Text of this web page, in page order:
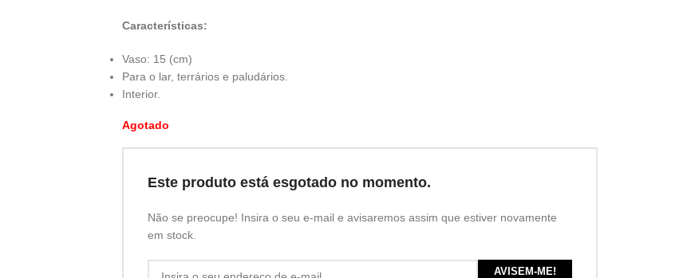
Características:
Vaso: 15 (cm)
Para o lar, terrários e paludários.
Interior.
Agotado
Este produto está esgotado no momento.
Não se preocupe! Insira o seu e-mail e avisaremos assim que estiver novamente
em stock.
AVISEM-ME!